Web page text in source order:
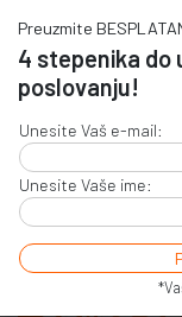
Preuzmite
4 stepenika do
poslovanju!
Unesite Vaš e-mail:
Unesite Vaše ime:
E-COMMERCE &
ONLINE